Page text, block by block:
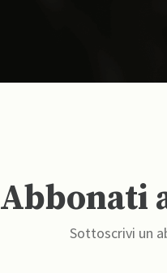
Abbonati
Sottoscrivi un